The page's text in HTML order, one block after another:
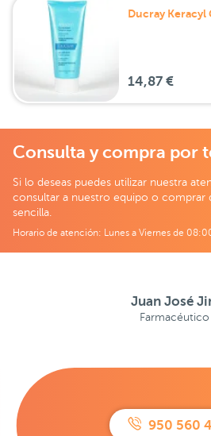
Ducray
14,87 €
Consulta y compra por
Si lo deseas puedes utilizar nuestra
consultar a nuestro equipo o comprar
sencilla.
Horario de atención: Lunes a Viernes de
950 560
Juan José